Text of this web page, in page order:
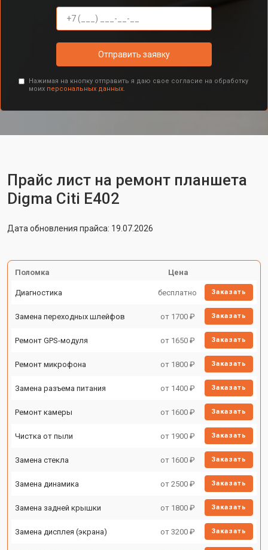
Отправить заявку
Нажимая на кнопку отправить я даю свое согласие на обработку
моих персональных данных.
Прайс лист на ремонт планшета
Digma Citi E402
Дата обновления прайса: 19.07.2026
Поломка Цена
Диагностика бесплатно Заказать
Замена переходных шлейфов от 1700 ₽ Заказать
Ремонт GPS-модуля от 1650 ₽ Заказать
Ремонт микрофона от 1800 ₽ Заказать
Замена разъема питания от 1400 ₽ Заказать
Ремонт камеры от 1600 ₽ Заказать
Чистка от пыли от 1900 ₽ Заказать
Замена стекла от 1600 ₽ Заказать
Замена динамика от 2500 ₽ Заказать
Замена задней крышки от 1800 ₽ Заказать
Замена дисплея (экрана) от 3200 ₽ Заказать